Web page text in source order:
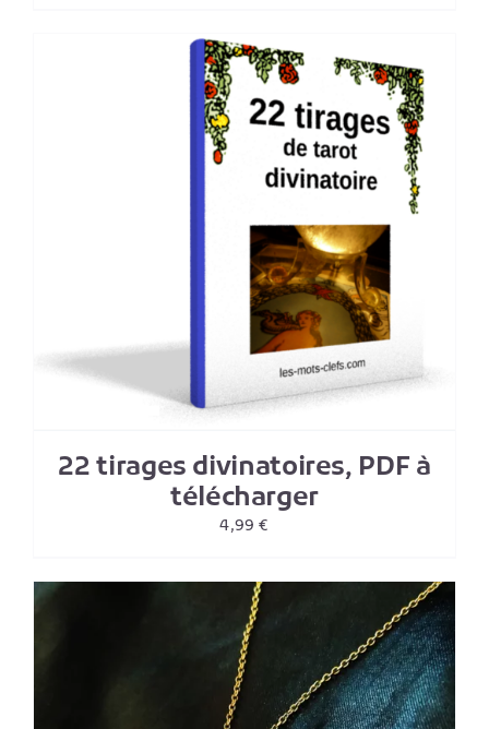
22 tirages divinatoires, PDF à
télécharger
4,99€